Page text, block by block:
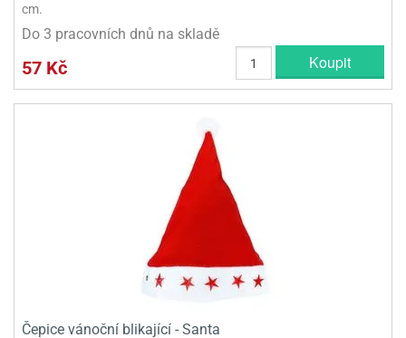
cm.
Do 3 pracovních dnů na skladě
57 Kč Koupit
Čepice vánoční blikající - Santa